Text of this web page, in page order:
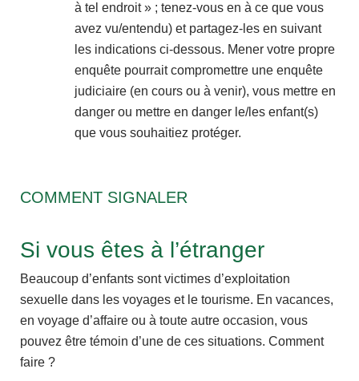
à tel endroit » ; tenez-vous en à ce que vous
avez vu/entendu) et partagez-les en suivant
les indications ci-dessous. Mener votre propre
enquête pourrait compromettre une enquête
judiciaire (en cours ou à venir), vous mettre en
danger ou mettre en danger le/les enfant(s)
que vous souhaitiez protéger.
COMMENT SIGNALER
Si vous êtes à l’étranger
Beaucoup d’enfants sont victimes d’exploitation
sexuelle dans les voyages et le tourisme. En vacances,
en voyage d’affaire ou à toute autre occasion, vous
pouvez être témoin d’une de ces situations. Comment
faire ?